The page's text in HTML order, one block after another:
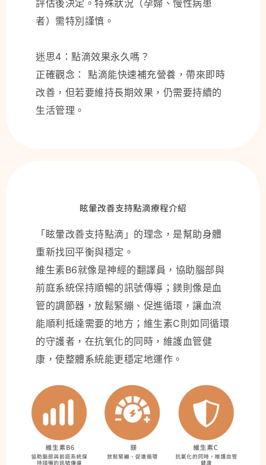
評估後決定。特殊狀況（孕婦、慢性病患
者）需特別謹慎。
迷思4：點滴效果永久嗎？
正確觀念： 點滴能快速補充營養，帶來即時
改善，但若要維持長期效果，仍需要持續的
生活管理。
眩暈改善支持點滴療程介紹
「眩暈改善支持點滴」的理念，是幫助身體
重新找回平衡與穩定。
維生素B6就像是神經的翻譯員，協助腦部與
前庭系統保持順暢的訊號傳導；鎂則像是血
管的調節器，放鬆緊繃、促進循環，讓血流
能順利抵達需要的地方；維生素C則如同循環
的守護者，在抗氧化的同時，維護血管健
康，使整體系統能更穩定地運作。